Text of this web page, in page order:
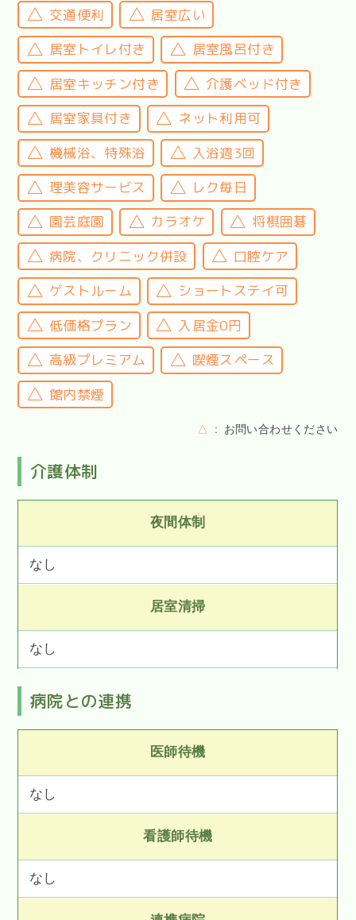
交通便利
居室広い
居室トイレ付き
居室風呂付き
居室キッチン付き
介護ベッド付き
居室家具付き
ネット利用可
機械浴、特殊浴
入浴週3回
理美容サービス
レク毎日
園芸庭園
カラオケ
将棋囲碁
病院、クリニック併設
口腔ケア
ゲストルーム
ショートステイ可
低価格プラン
入居金0円
高級プレミアム
喫煙スペース
館内禁煙
△ お問い合わせください
介護体制
夜間体制
なし
居室清掃
なし
病院との連携
医師待機
なし
看護師待機
なし